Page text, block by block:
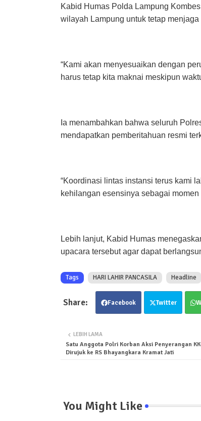
Kabid Humas Polda Lampung
wilayah Lampung untuk tetap
“Kami akan menyesuaikan dengan
harus tetap kita maknai meskipun
Ia menambahkan bahwa seluruh
mendapatkan pemberitahuan resmi
“Koordinasi lintas instansi terus kami
kehilangan esensinya sebagai
Lebih lanjut, Kabid Humas
upacara tersebut agar dapat
Tags HARI LAHIR PANCASILA Headline
Facebook Twitter
LEBIH LAMA
Satu Anggota Polri Korban Aksi Penyerangan
Dirujuk ke RS Bhayangkara Kramat Jati
You Might Like